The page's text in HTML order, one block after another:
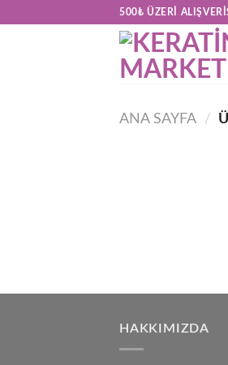
500₺ ÜZERI
ANA SAYFA /
HAKKIMIZDA